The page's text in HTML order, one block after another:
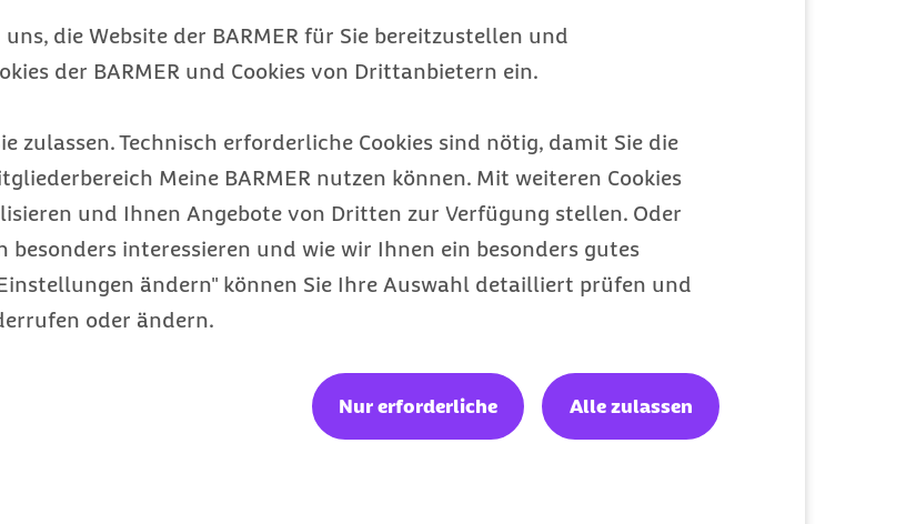
uns, die Website der BARMER für Sie bereitzustellen und
der BARMER und Cookies von Drittanbietern ein.
zulassen. Technisch erforderliche Cookies sind nötig, damit Sie die
Meine BARMER nutzen können. Mit weiteren Cookies
und Ihnen Angebote von Dritten zur Verfügung stellen. Oder
interessieren und wie wir Ihnen ein besonders gutes
ändern" können Sie Ihre Auswahl detailliert prüfen und
oder ändern.
Nur erforderliche Alle zulassen
zu